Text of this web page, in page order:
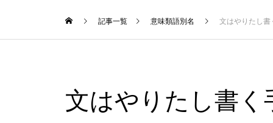
記事一覧 意味類語別名 文はやりたし書
文はやりたし書く